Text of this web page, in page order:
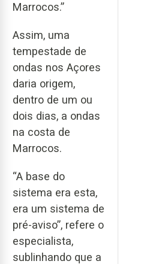
Marrocos.”
Assim, uma
tempestade de
ondas nos Açores
daria origem,
dentro de um ou
dois dias, a ondas
na costa de
Marrocos.
“A base do
sistema era esta,
era um sistema de
pré-aviso”, refere o
especialista,
sublinhando que a